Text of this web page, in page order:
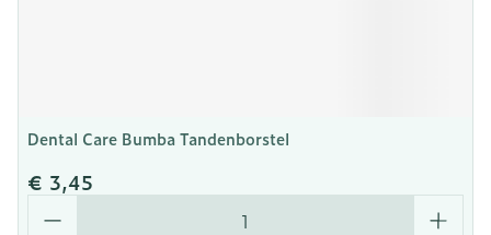
Dental Care Bumba Tandenborstel
€ 3,45
Aantal